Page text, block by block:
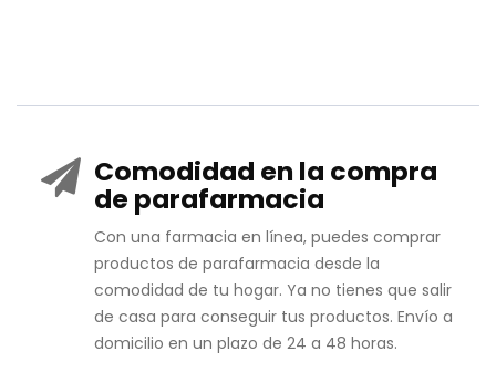
Comodidad en la compra
de parafarmacia
Con una farmacia en línea, puedes comprar
productos de parafarmacia desde la
comodidad de tu hogar. Ya no tienes que salir
de casa para conseguir tus productos. Envío a
domicilio en un plazo de 24 a 48 horas.